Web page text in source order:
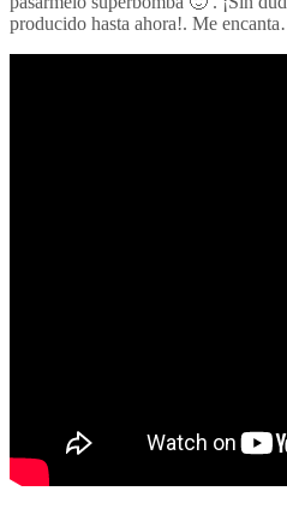
producido hasta ahora!. Me